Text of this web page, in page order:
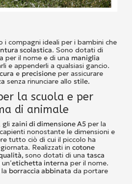
i compagni ideali per i bambini che
scolastica. Sono dotati di
per il nome e di una maniglia
e appenderli a qualsiasi gancio.
cura e precisioneper assicurare
senza rinunciare allo stile.
la scuola e per
di animale
gli zaini di dimensione A5per la
nonostante le dimensioni e
tutto ciò di cui il piccolo ha
Realizzati in cotone
sono dotati di una tasca
etichetta interna per il nome.
borraccia abbinata da portare